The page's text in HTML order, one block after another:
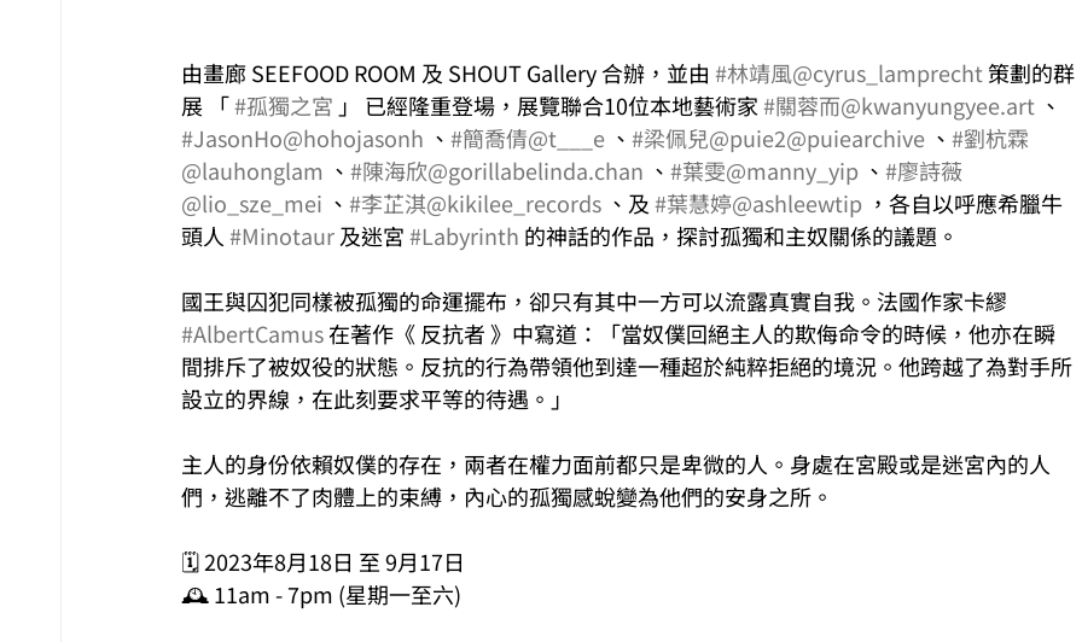
由畫廊 SEEFOOD ROOM 及 SHOUT Gallery 合辦，並由 #林靖風@cyrus_lamprecht 策劃的群
展 「 #孤獨之宮 」 已經隆重登場，展覽聯合10位本地藝術家 #關蓉而@kwanyungyee.art 、
#JasonHo@hohojasonh 、 #簡喬倩@t___e 、 #梁佩兒@puie2@puiearchive 、 #劉杭霖
@lauhonglam 、 #陳海欣@gorillabelinda.chan 、 #葉雯@manny_yip 、 #廖詩薇
@lio_sze_mei 、 #李芷淇@kikilee_records 、及 #葉慧婷@ashleewtip ，各自以呼應希臘牛
頭人 #Minotaur 及迷宮 #Labyrinth 的神話的作品，探討孤獨和主奴關係的議題。
國王與囚犯同樣被孤獨的命運擺布，卻只有其中一方可以流露真實自我。法國作家卡繆
#AlbertCamus 在著作《 反抗者 》中寫道：「當奴僕回絕主人的欺侮命令的時候，他亦在瞬
間排斥了被奴役的狀態。反抗的行為帶領他到達一種超於純粹拒絕的境況。他跨越了為對手所
設立的界線，在此刻要求平等的待遇。」
主人的身份依賴奴僕的存在，兩者在權力面前都只是卑微的人。身處在宮殿或是迷宮內的人
們，逃離不了肉體上的束縛，內心的孤獨感蛻變為他們的安身之所。
🗓️ 2023年8月18日 至 9月17日
🕰️ 11am - 7pm (星期一至六)